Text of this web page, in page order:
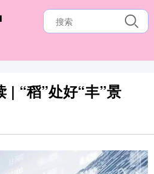
| “稻”处好“丰”景